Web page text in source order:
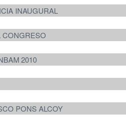
INAUGURAL
CONGRESO
2010
PONS ALCOY